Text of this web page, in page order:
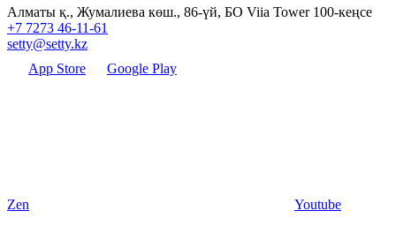
Алматы қ., Жумалиева көш., 86-үй, БО Viia Tower 100-кеңсе
+7 7273 46-11-61
setty@setty.kz
App Store
Google Play
Zen Youtube